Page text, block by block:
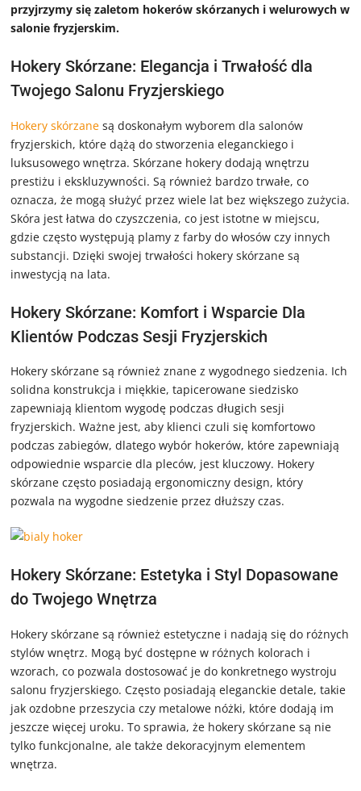
przyjrzymy się zaletom hokerów skórzanych i welurowych w
salonie fryzjerskim.
Hokery Skórzane: Elegancja i Trwałość dla
Twojego Salonu Fryzjerskiego
Hokery skórzane są doskonałym wyborem dla salonów
fryzjerskich, które dążą do stworzenia eleganckiego i
luksusowego wnętrza. Skórzane hokery dodają wnętrzu
prestiżu i ekskluzywności. Są również bardzo trwałe, co
oznacza, że mogą służyć przez wiele lat bez większego zużycia.
Skóra jest łatwa do czyszczenia, co jest istotne w miejscu,
gdzie często występują plamy z farby do włosów czy innych
substancji. Dzięki swojej trwałości hokery skórzane są
inwestycją na lata.
Hokery Skórzane: Komfort i Wsparcie Dla
Klientów Podczas Sesji Fryzjerskich
Hokery skórzane są również znane z wygodnego siedzenia. Ich
solidna konstrukcja i miękkie, tapicerowane siedzisko
zapewniają klientom wygodę podczas długich sesji
fryzjerskich. Ważne jest, aby klienci czuli się komfortowo
podczas zabiegów, dlatego wybór hokerów, które zapewniają
odpowiednie wsparcie dla pleców, jest kluczowy. Hokery
skórzane często posiadają ergonomiczny design, który
pozwala na wygodne siedzenie przez dłuższy czas.
Hokery Skórzane: Estetyka i Styl Dopasowane
do Twojego Wnętrza
Hokery skórzane są również estetyczne i nadają się do różnych
stylów wnętrz. Mogą być dostępne w różnych kolorach i
wzorach, co pozwala dostosować je do konkretnego wystroju
salonu fryzjerskiego. Często posiadają eleganckie detale, takie
jak ozdobne przeszycia czy metalowe nóżki, które dodają im
jeszcze więcej uroku. To sprawia, że hokery skórzane są nie
tylko funkcjonalne, ale także dekoracyjnym elementem
wnętrza.